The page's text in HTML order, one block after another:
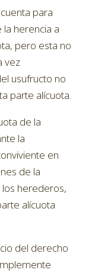
para
la herencia a
pero esta no
vez
usufructo no
parte alícuota.
de la
la
en
de la
herederos,
alícuota
del derecho